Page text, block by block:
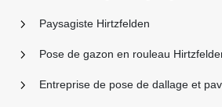
Paysagiste Hirtzfelden
Pose de gazon en rouleau
Entreprise de pose de dallage et